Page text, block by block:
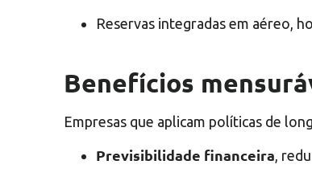
Reservas integradas em aéreo,
Benefícios
Empresas que aplicam políticas de
Previsibilidade financeira,